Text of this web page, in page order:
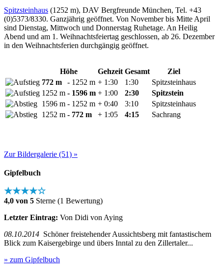
Spitzsteinhaus (1252 m), DAV Bergfreunde München, Tel. +43
(0)5373/8330. Ganzjährig geöffnet. Von November bis Mitte April
sind Dienstag, Mittwoch und Donnerstag Ruhetage. An Heilig
Abend und am 1. Weihnachtsfeiertag geschlossen, ab 26. Dezember
in den Weihnachtsferien durchgängig geöffnet.
Höhe Gehzeit Gesamt
Ziel
772 m
- 1252 m + 1:30 1:30
Spitzsteinhaus
1252 m - 1596 m + 1:00 2:30
Spitzstein
1596 m - 1252 m + 0:40 3:10
Spitzsteinhaus
1252 m - 772 m + 1:05 4:15 Sachrang
Zur Bildergalerie (51) »
Gipfelbuch
★★★★☆
4,0 von 5 Sterne (1 Bewertung)
Letzter Eintrag: Von Didi von Aying
08.10.2014 Schöner freistehender Aussichtsberg mit fantastischem
Blick zum Kaisergebirge und übers Inntal zu den Zillertaler...
» zum Gipfelbuch